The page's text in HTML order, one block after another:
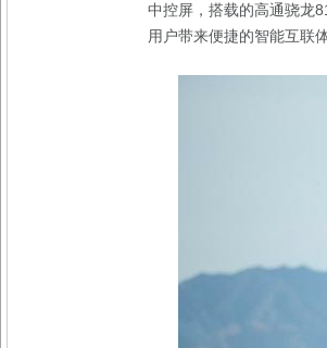
中控屏，搭载的高通骁龙
用户带来便捷的智能互联体